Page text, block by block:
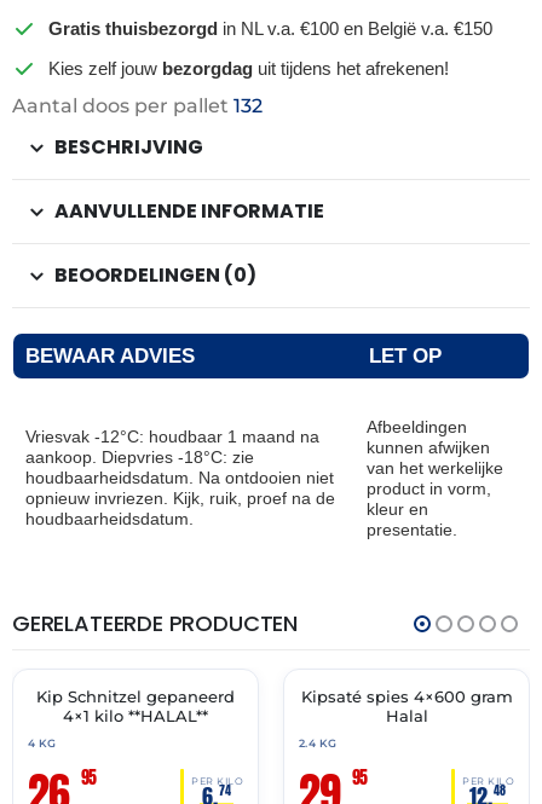
Gratis thuisbezorgd in NL v.a. €100 en België v.a. €150
Kies zelf jouw bezorgdag uit tijdens het afrekenen!
Aantal doos per pallet 132
BESCHRIJVING
AANVULLENDE INFORMATIE
BEOORDELINGEN (0)
BEWAAR ADVIES LET OP
Vriesvak -12°C: houdbaar 1 maand na
aankoop. Diepvries -18°C: zie
houdbaarheidsdatum. Na ontdooien niet
opnieuw invriezen. Kijk, ruik, proef na de
houdbaarheidsdatum.
Afbeeldingen
kunnen afwijken
van het werkelijke
product in vorm,
kleur en
presentatie.
GERELATEERDE PRODUCTEN
✓ VAST ASSORTIMENT
THT:
01-
Kip Schnitzel gepaneerd
4×1 kilo **HALAL**
4 KG
95 PER KILO
6,74
🔥 OP=OP
Kipsaté spies 4×600 gram
Halal
2.4 KG
95 PER KILO
12,48